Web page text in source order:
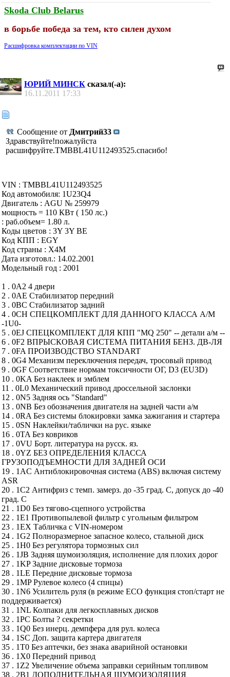
Skoda Club Belarus
в борьбе победа за тем, кто силен духом
Расшифровка комплектации по VIN
ЮРИЙ МИНСК сказал(-а):
16.11.2011 17:33
Сообщение от Дмитрий33
Здравствуйте!пожалуйста
расшифруйте.TMBBL41U112493525.спасибо!
VIN : TMBBL41U112493525
Код автомобиля: 1U23Q4
Двигатель : AGU № 259979
мощность = 110 КВт ( 150 лс.)
: раб.объем= 1.80 л.
Коды цветов : 3Y 3Y BE
Код КПП : EGY
Код страны : X4M
Дата изготовл.: 14.02.2001
Модельный год : 2001
1 . 0A2 4 двери
2 . 0AE Стабилизатор передний
3 . 0BC Стабилизатор задний
4 . 0CH СПЕЦКОМПЛЕКТ ДЛЯ ДАННОГО КЛАССА А/М
-1U0-
5 . 0EJ СПЕЦКОМПЛЕКТ ДЛЯ КПП "MQ 250" -- детали а/м --
6 . 0F2 ВПРЫСКОВАЯ СИСТЕМА ПИТАНИЯ БЕНЗ. ДВ-ЛЯ
7 . 0FA ПРОИЗВОДСТВО STANDART
8 . 0G4 Механизм переключения передач, тросовый привод
9 . 0GF Соответствие нормам токсичности ОГ, D3 (EU3D)
10 . 0KA Без наклеек и эмблем
11 . 0L0 Механический привод дроссельной заслонки
12 . 0N5 Задняя ось "Standard"
13 . 0NB Без обозначения двигателя на задней части а/м
14 . 0RA Без системы блокировки замка зажигания и стартера
15 . 0SN Наклейки/таблички на рус. языке
16 . 0TA Без ковриков
17 . 0VU Борт. литература на русск. яз.
18 . 0YZ БЕЗ ОПРЕДЕЛЕНИЯ КЛАССА
ГРУЗОПОДЪЕМНОСТИ ДЛЯ ЗАДНЕЙ ОСИ
19 . 1AC Антиблокировочная система (ABS) включая систему
ASR
20 . 1C2 Антифриз с темп. замерз. до -35 град. С, допуск до -40
град. С
21 . 1D0 Без тягово-сцепного устройства
22 . 1E1 Противопылевой фильтр с угольным фильтром
23 . 1EX Табличка с VIN-номером
24 . 1G2 Полноразмерное запасное колесо, стальной диск
25 . 1H0 Без регулятора тормозных сил
26 . 1JB Задняя шумоизоляция, исполнение для плохих дорог
27 . 1KP Задние дисковые тормоза
28 . 1LE Передние дисковые тормоза
29 . 1MP Рулевое колесо (4 спицы)
30 . 1N6 Усилитель руля (в режиме ЕСО функция стоп/старт не
поддерживается)
31 . 1NL Колпаки для легкосплавных дисков
32 . 1PC Болты ? секретки
33 . 1Q0 Без инерц. демпфера для рул. колеса
34 . 1SC Доп. защита картера двигателя
35 . 1T0 Без аптечки, без знака аварийной остановки
36 . 1X0 Передний привод
37 . 1Z2 Увеличение объема заправки серийным топливом
38 . 2B1 ДОПОЛНИТЕЛЬНАЯ ШУМОИЗОЛЯЦИЯ